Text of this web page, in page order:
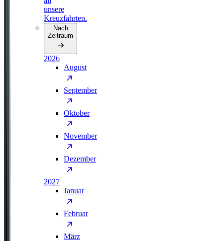
unsere
Kreuzfahrten.
Nach
Zeitraum
2026
August
September
Oktober
November
Dezember
2027
Januar
Februar
März